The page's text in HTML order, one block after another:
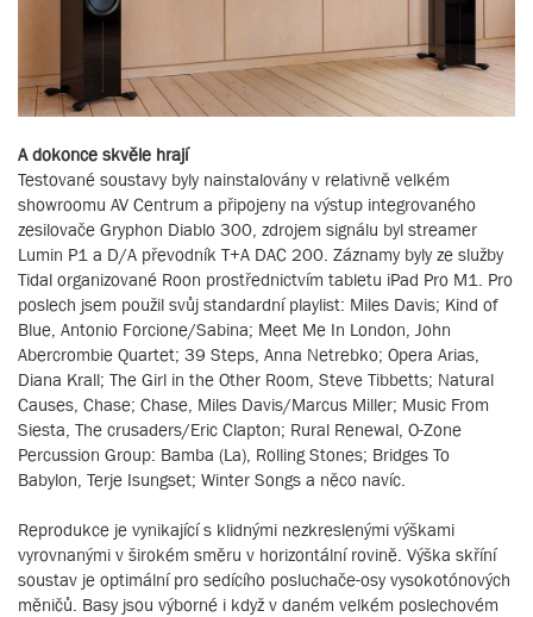
A dokonce skvěle hrají
Testované soustavy byly nainstalovány v relativně velkém
showroomu AV Centrum a připojeny na výstup integrovaného
zesilovače Gryphon Diablo 300, zdrojem signálu byl streamer
Lumin P1 a D/A převodník T+A DAC 200. Záznamy byly ze služby
Tidal organizované Roon prostřednictvím tabletu iPad Pro M1. Pro
poslech jsem použil svůj standardní playlist: Miles Davis; Kind of
Blue, Antonio Forcione/Sabina; Meet Me In London, John
Abercrombie Quartet; 39 Steps, Anna Netrebko; Opera Arias,
Diana Krall; The Girl in the Other Room, Steve Tibbetts; Natural
Causes, Chase; Chase, Miles Davis/Marcus Miller; Music From
Siesta, The crusaders/Eric Clapton; Rural Renewal, O-Zone
Percussion Group: Bamba (La), Rolling Stones; Bridges To
Babylon, Terje Isungset; Winter Songs a něco navíc.
Reprodukce je vynikající s klidnými nezkreslenými výškami
vyrovnanými v širokém směru v horizontální rovině. Výška skříní
soustav je optimální pro sedícího posluchače-osy vysokotónových
měničů. Basy jsou výborné i když v daném velkém poslechovém